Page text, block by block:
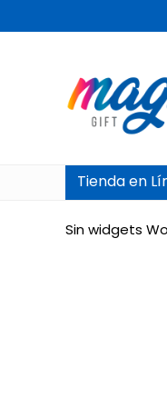
Tienda en
Sin widgets